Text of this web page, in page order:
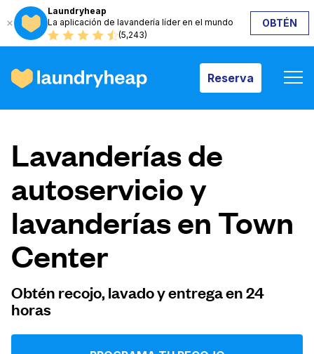
Laundryheap
La aplicación de lavandería líder en el mundo
(5,243)
OBTÉN
Reserva
Reserva
Cómo funciona
Precios y servicios
Quiénes somos
Iniciar sesión
Lavanderías de
autoservicio y
lavanderías en Town
Center
Obtén recojo, lavado y entrega en 24
horas